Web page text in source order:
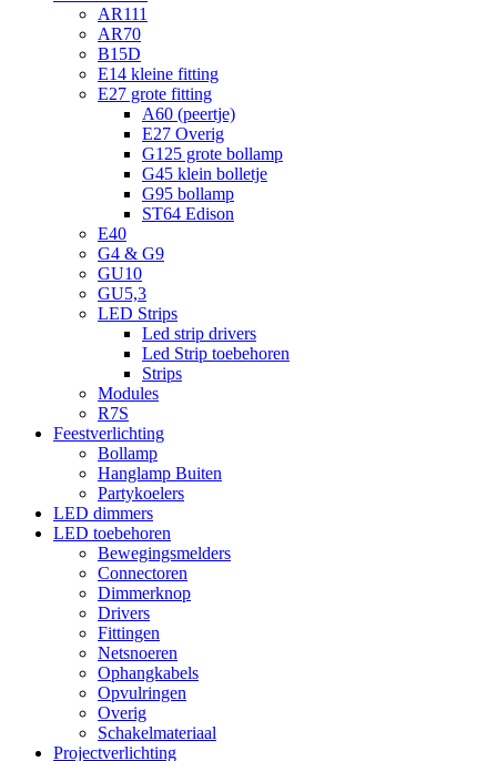
AR111
AR70
B15D
E14 kleine fitting
E27 grote fitting
A60 (peertje)
E27 Overig
G125 grote bollamp
G45 klein bolletje
G95 bollamp
ST64 Edison
E40
G4 & G9
GU10
GU5,3
LED Strips
Led strip drivers
Led Strip toebehoren
Strips
Modules
R7S
Feestverlichting
Bollamp
Hanglamp Buiten
Partykoelers
LED dimmers
LED toebehoren
Bewegingsmelders
Connectoren
Dimmerknop
Drivers
Fittingen
Netsnoeren
Ophangkabels
Opvulringen
Overig
Schakelmateriaal
Projectverlichting